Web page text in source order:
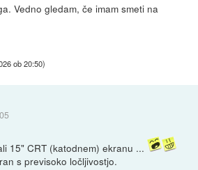
Vedno gledam, če imam smeti na
ob 20:50)
15" CRT (katodnem) ekranu ...
s previsoko ločljivostjo.